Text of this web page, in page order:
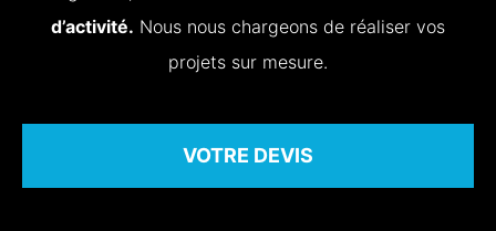
d’activité. Nous nous chargeons de réaliser vos
projets sur mesure.
VOTRE DEVIS